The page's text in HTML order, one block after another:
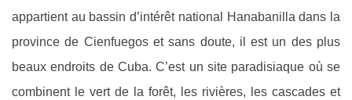
appartient au bassin d’intérêt national Hanabanilla dans la
province de Cienfuegos et sans doute, il est un des plus
beaux endroits de Cuba. C’est un site paradisiaque où se
combinent le vert de la forêt, les rivières, les cascades et